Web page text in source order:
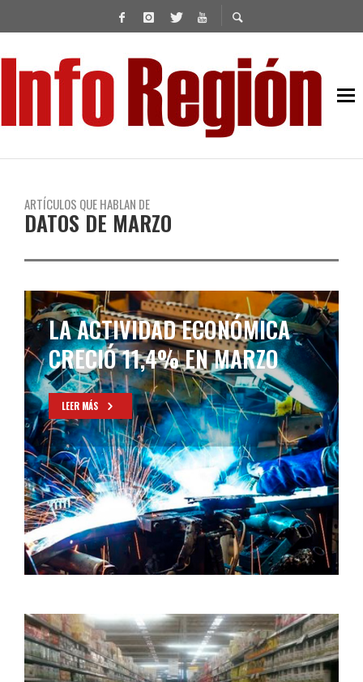
ARTÍCULOS QUE HABLAN DE
DATOS DE MARZO
LA ACTIVIDAD ECONÓMICA
CRECIÓ 11,4% EN MARZO
LEER MÁS